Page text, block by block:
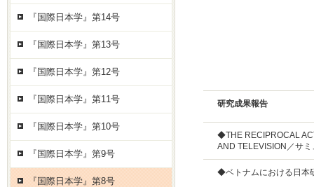
研究成果報告
◆THE RECIPROCAL
AND TELEVISION／サ
◆ベトナムにおける日本
『国際日本学』第14号
『国際日本学』第13号
『国際日本学』第12号
『国際日本学』第11号
『国際日本学』第10号
『国際日本学』第9号
『国際日本学』第8号